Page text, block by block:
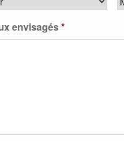
envisagés*